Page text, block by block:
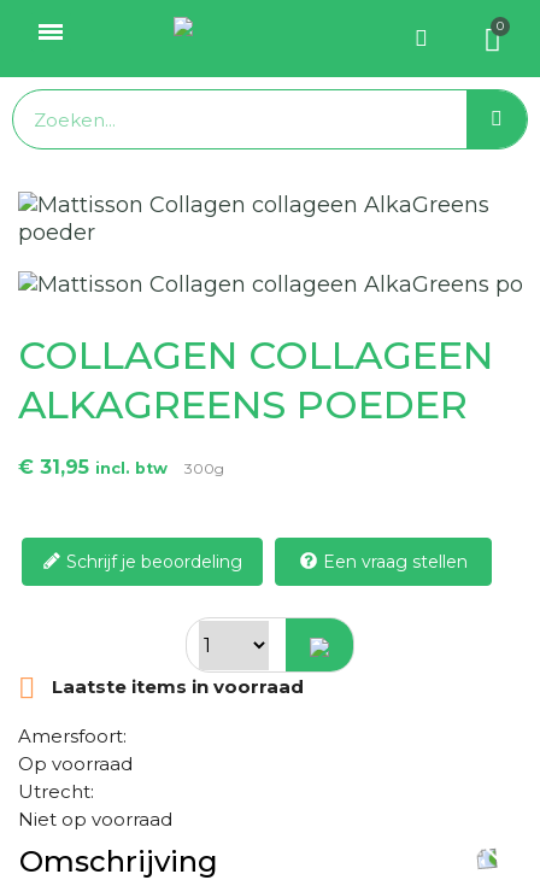
COLLAGEN COLLAGEEN
ALKAGREENS POEDER
€ 31,95 incl. btw 300g
Schrijf je beoordeling Een vraag stellen
 Laatste items in voorraad
Amersfoort:
Op voorraad
Utrecht:
Niet op voorraad
Omschrijving